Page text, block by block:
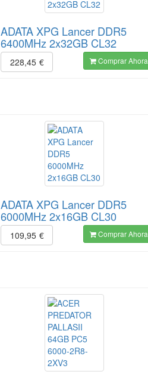
ADATA XPG Lancer DDR5
6400MHz 2x32GB CL32
228,45 € Comprar Ahora
ADATA XPG Lancer DDR5
6000MHz 2x16GB CL30
109,95 € Comprar Ahora